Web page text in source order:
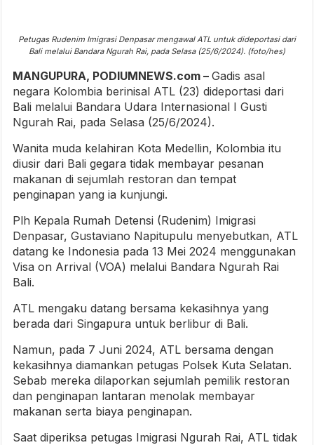
Petugas Rudenim Imigrasi Denpasar mengawal ATL untuk dideportasi dari
Bali melalui Bandara Ngurah Rai, pada Selasa (25/6/2024). (foto/hes)
MANGUPURA, PODIUMNEWS.com – Gadis asal
negara Kolombia berinisal ATL (23) dideportasi dari
Bali melalui Bandara Udara Internasional I Gusti
Ngurah Rai, pada Selasa (25/6/2024).
Wanita muda kelahiran Kota Medellin, Kolombia itu
diusir dari Bali gegara tidak membayar pesanan
makanan di sejumlah restoran dan tempat
penginapan yang ia kunjungi.
Plh Kepala Rumah Detensi (Rudenim) Imigrasi
Denpasar, Gustaviano Napitupulu menyebutkan, ATL
datang ke Indonesia pada 13 Mei 2024 menggunakan
Visa on Arrival (VOA) melalui Bandara Ngurah Rai
Bali.
ATL mengaku datang bersama kekasihnya yang
berada dari Singapura untuk berlibur di Bali.
Namun, pada 7 Juni 2024, ATL bersama dengan
kekasihnya diamankan petugas Polsek Kuta Selatan.
Sebab mereka dilaporkan sejumlah pemilik restoran
dan penginapan lantaran menolak membayar
makanan serta biaya penginapan.
Saat diperiksa petugas Imigrasi Ngurah Rai, ATL tidak